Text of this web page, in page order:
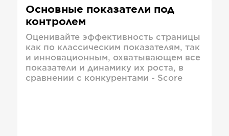
Основные показатели под
контролем
Оценивайте эффективность страницы
как по классическим показателям, так
и инновационным, охватывающем все
показатели и динамику их роста, в
сравнении с конкурентами - Score